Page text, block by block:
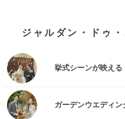
ジャルダン・ドゥ
挙式シーンが映え
ガーデンウエディ